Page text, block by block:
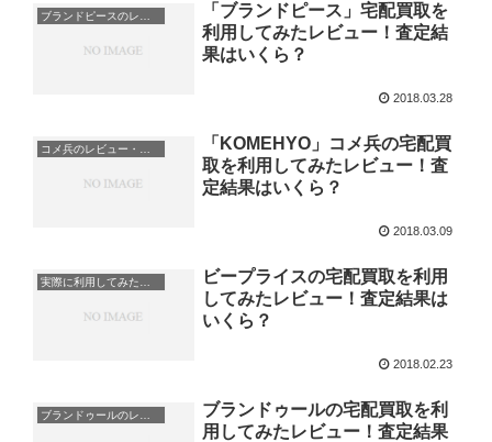
「ブランドピース」宅配買取を
利用してみたレビュー！査定結
果はいくら？
2018.03.28
「KOMEHYO」コメ兵の宅配買
取を利用してみたレビュー！査
定結果はいくら？
2018.03.09
ビープライスの宅配買取を利用
してみたレビュー！査定結果は
いくら？
2018.02.23
ブランドゥールの宅配買取を利
用してみたレビュー！査定結果